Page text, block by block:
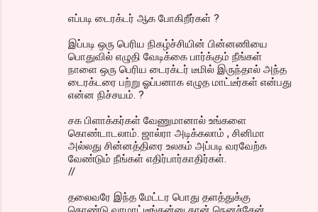
எப்படி டைரக்டர் ஆக போகிறீர்கள் ?
இப்படி ஒரு பெரிய நிகழ்ச்சியின் பின்னணியை
பொதுவில் எழுதி வேடிக்கை பார்க்கும் நீங்கள்
நாளை ஒரு பெரிய டைரக்டர் டீமில் இருந்தால் அந்த
டைரக்டரை பற்று ஓப்பனாக எழுத மாட்டீர்கள் என்பது
என்ன நிச்சயம். ?
சக பிளாக்கர்கள் வேணுமானால் உங்களை
கொண்டாடலாம். ஜால்ரா அடிக்கலாம் , சினிமா
அல்லது சின்னத்திரை உலகம் அப்படி வரவேற்க
வேண்டும் நீங்கள் எதிர்பார்காதிர்கள்.
//
தலைவரே இந்த மேட்டர பொது தளத்துக்கு